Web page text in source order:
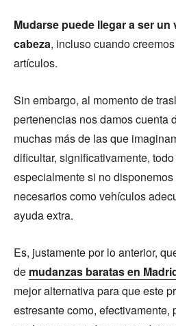
Mudarse puede llegar a ser
cabeza, incluso cuando
artículos.
Sin embargo, al momento de
pertenencias nos damos cuenta
muchas más de las que
dificultar, significativamente,
especialmente si no
necesarios como vehículos
ayuda extra.
Es, justamente por lo anterior,
de mudanzas baratas en
mejor alternativa para que este
estresante como,